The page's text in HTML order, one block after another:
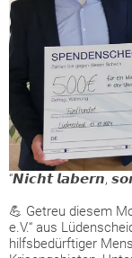
“𝙉𝙞𝙘𝙝𝙩 𝙡𝙖𝙗𝙚𝙧𝙣,
💪 Getreu diesem
e.V.“ aus
hilfsbedürftiger